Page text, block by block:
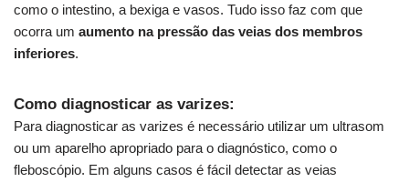
como o intestino, a bexiga e vasos. Tudo isso faz com que
ocorra um aumento na pressão das veias dos membros
inferiores.
Como diagnosticar as varizes:
Para diagnosticar as varizes é necessário utilizar um ultrasom
ou um aparelho apropriado para o diagnóstico, como o
fleboscópio. Em alguns casos é fácil detectar as veias